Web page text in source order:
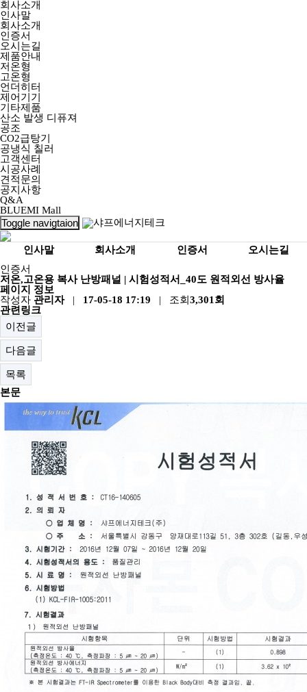
회사소개
인사말
회사소개
인증서
오시는길
제품안내
저온형
고온형
언더히터
제어기기
기타제품
산소 발생 디퓨져
공조
CO2급탕기
공냉식 칠러
고객센터
시공사례
견적문의
공지사항
Q&A
BLUEMI Mall
Toggle navigtaion
인사말 회사소개 인증서
오시는길
인증서
저온,고온용 복사 난방패널 | 시험성적서_40도 원적외선 방사율
페이지 정보
작성자 관리자| 17-05-18 17:19 | 조회3,301회
관련링크
이전글
다음글
목록
본문